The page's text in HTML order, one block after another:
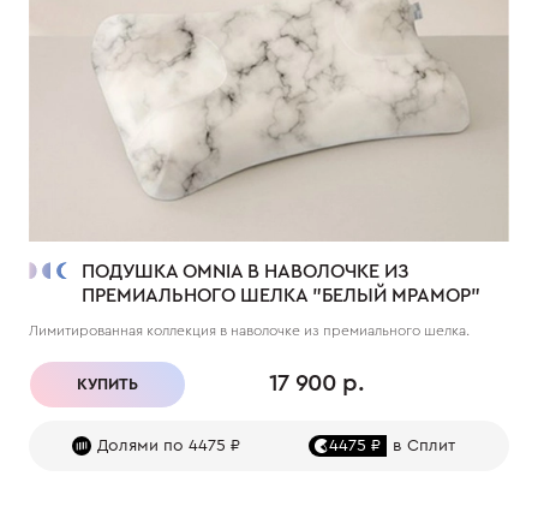
ПОДУШКА OMNIA В НАВОЛОЧКЕ ИЗ
ПРЕМИАЛЬНОГО ШЕЛКА "БЕЛЫЙ МРАМОР"
Лимитированная коллекция в наволочке из премиального шелка.
КУПИТЬ 17 900 р.
Долями по 4475 ₽ 4475 ₽ в Сплит